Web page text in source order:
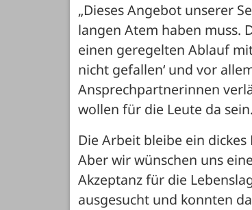
„Dieses Angebot unserer
langen Atem haben muss.
einen geregelten Ablauf
nicht gefallen‘ und vor
Ansprechpartnerinnen
wollen für die Leute da
Die Arbeit bleibe ein
Aber wir wünschen uns
Akzeptanz für die
ausgesucht und konnten